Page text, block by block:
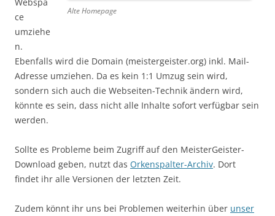
Alte Homepage
ce
umziehe
n.
Ebenfalls wird die Domain (meistergeister.org) inkl. Mail-
Adresse umziehen. Da es kein 1:1 Umzug sein wird,
sondern sich auch die Webseiten-Technik ändern wird,
könnte es sein, dass nicht alle Inhalte sofort verfügbar sein
werden.
Sollte es Probleme beim Zugriff auf den MeisterGeister-
Download geben, nutzt das Orkenspalter-Archiv. Dort
findet ihr alle Versionen der letzten Zeit.
Zudem könnt ihr uns bei Problemen weiterhin über unser